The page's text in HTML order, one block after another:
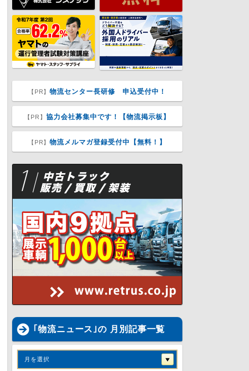
【PR】物流センター長研修 申込受付中！
【PR】 協力会社募集中です！【物流掲示板】
【PR】物流メルマガ登録受付中【無料！】
｢物流ニュース｣の 月別記事一覧
月を選択